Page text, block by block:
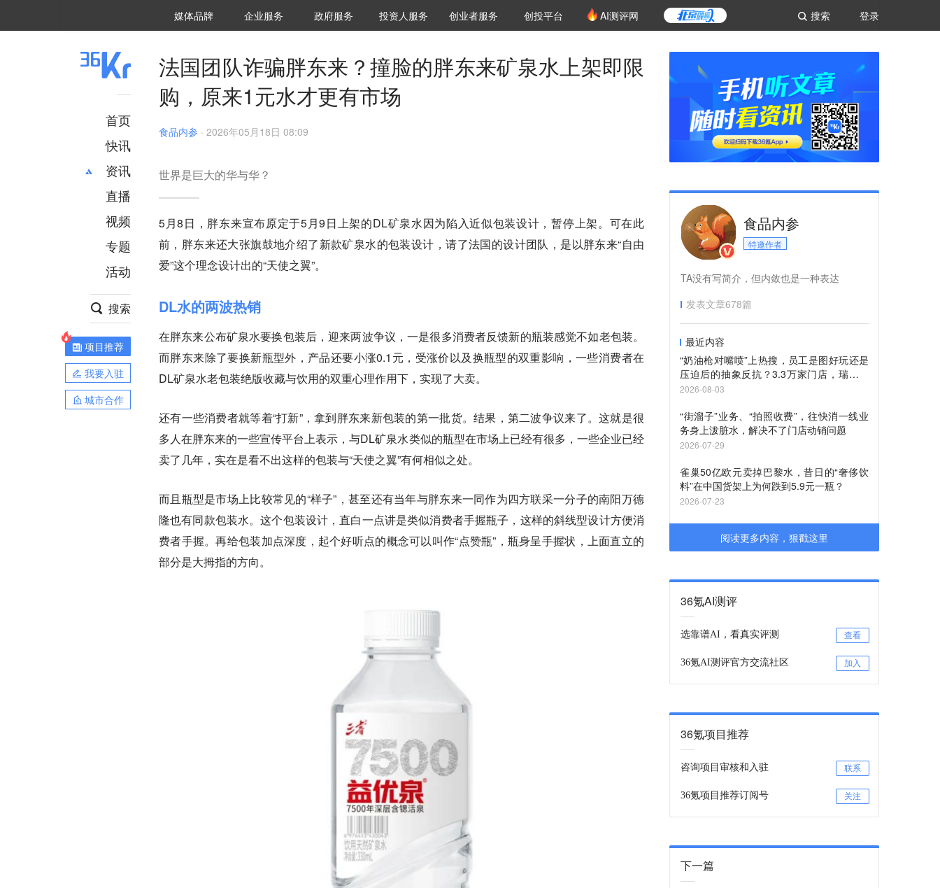
登录
搜索
媒体品牌 36Kr研究院
企业服务 城市之窗
政府服务 VClub投资机构库
投资机构职位推介
投资人服务 创投氪堂
创业者服务 创投平台 AI测评网
首页
快讯
资讯
推荐
财经
项目推荐
安徽
直播
视频
专题
活动
搜索
项目推荐
我要入驻
城市合作
法国团队诈骗胖东来？撞脸的胖东来矿泉水上架即限
购，原来1元水才更有市场
食品内参 · 2026年05月18日 08:09
世界是巨大的华与华？
5月8日，胖东来宣布原定于5月9日上架的DL矿泉水因为陷入近似包装设计，暂停上架。可在此
前，胖东来还大张旗鼓地介绍了新款矿泉水的包装设计，请了法国的设计团队，是以胖东来“自由
爱”这个理念设计出的“天使之翼”。
DL水的两波热销
在胖东来公布矿泉水要换包装后，迎来两波争议，一是很多消费者反馈新的瓶装感觉不如老包装。
而胖东来除了要换新瓶型外，产品还要小涨0.1元，受涨价以及换瓶型的双重影响，一些消费者在
DL矿泉水老包装绝版收藏与饮用的双重心理作用下，实现了大卖。
还有一些消费者就等着“打新”，拿到胖东来新包装的第一批货。结果，第二波争议来了。这就是很
多人在胖东来的一些宣传平台上表示，与DL矿泉水类似的瓶型在市场上已经有很多，一些企业已经
卖了几年，实在是看不出这样的包装与“天使之翼”有何相似之处。
而且瓶型是市场上比较常见的“样子”，甚至还有当年与胖东来一同作为四方联采一分子的南阳万德
隆也有同款包装水。这个包装设计，直白一点讲是类似消费者手握瓶子，这样的斜线型设计方便消
费者手握。再给包装加点深度，起个好听点的概念可以叫作“点赞瓶”，瓶身呈手握状，上面直立的
部分是大拇指的方向。
食品内参
特邀作者
TA没有写简介，但内敛也是一种表达
发表文章678篇
最近内容
“奶油枪对嘴喷”上热搜，员工是图好玩还是
压迫后的抽象反抗？3.3万家门店，瑞幸还
管得过来吗？
2026-08-03
“街溜子”业务、“拍照收费”，往快消一线业
务身上泼脏水，解决不了门店动销问题
2026-07-29
雀巢50亿欧元卖掉巴黎水，昔日的“奢侈饮
料”在中国货架上为何跌到5.9元一瓶？
2026-07-23
阅读更多内容，狠戳这里
36氪AI测评
选靠谱AI，看真实评测 查看
36氪AI测评官方交流社区 加入
36氪项目推荐
咨询项目审核和入驻 联系
36氪项目推荐订阅号 关注
下一篇